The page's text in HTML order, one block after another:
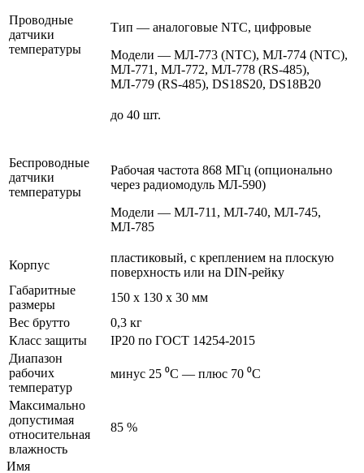
Проводные
датчики
температуры
Тип — аналоговые NTC, цифровые
Модели — МЛ-773 (NTC), МЛ-774 (NTC),
МЛ-771, МЛ-772, МЛ-778 (RS-485),
МЛ-779 (RS-485), DS18S20, DS18B20
Беспроводные
датчики
температуры
до 40 шт.
Рабочая частота 868 МГц (опционально
через радиомодуль МЛ-590)
Модели — МЛ-711, МЛ-740, МЛ-745,
МЛ-785
Корпус
пластиковый, с креплением на плоскую
поверхность или на DIN-рейку
Габаритные
размеры
150 х 130 х 30 мм
Вес брутто
0,3 кг
Класс защиты
IP20 по ГОСТ 14254-2015
Диапазон
рабочих
температур
минус 25 ⁰С — плюс 70 ⁰С
Максимально
допустимая
относительная
влажность
85 %
Имя